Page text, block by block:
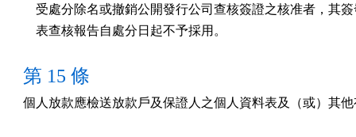
受處分除名或撤銷公開發行公司查核簽證之核准者，其
    表查核報告自處分日起不予採用。
第 15 條
個人放款應檢送放款戶及保證人之個人資料表及（或）其